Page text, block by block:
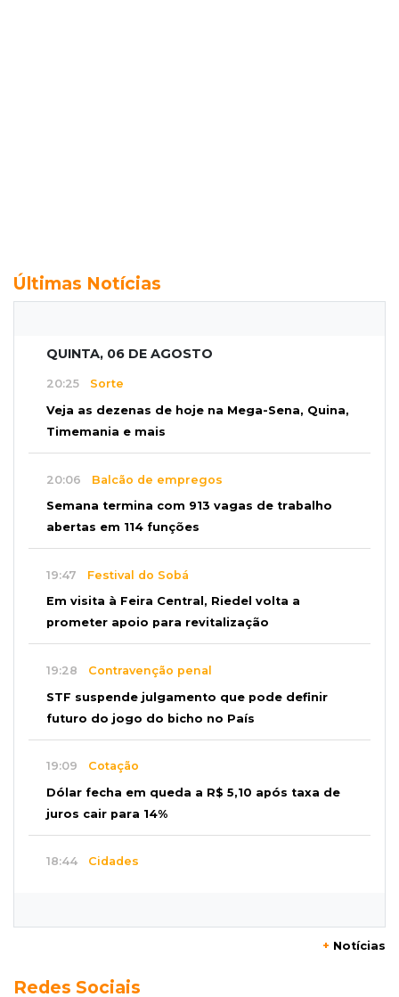
Últimas Notícias
QUINTA, 06 DE AGOSTO
20:25 Sorte
Veja as dezenas de hoje na Mega-Sena, Quina,
Timemania e mais
20:06 Balcão de empregos
Semana termina com 913 vagas de trabalho
abertas em 114 funções
19:47 Festival do Sobá
Em visita à Feira Central, Riedel volta a
prometer apoio para revitalização
19:28 Contravenção penal
STF suspende julgamento que pode definir
futuro do jogo do bicho no País
19:09 Cotação
Dólar fecha em queda a R$ 5,10 após taxa de
juros cair para 14%
18:44 Cidades
Prefeitura prevê R$ 297 mil para instalar 2,5
+ Notícias
Redes Sociais